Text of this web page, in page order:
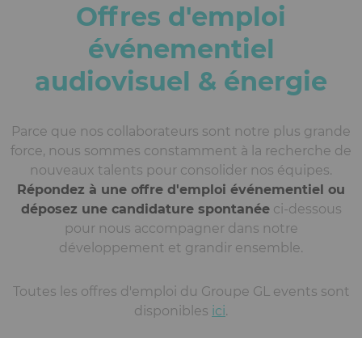
Offres d'emploi
événementiel
audiovisuel & énergie
Parce que nos collaborateurs sont notre plus grande
force, nous sommes constamment à la recherche de
nouveaux talents pour consolider nos équipes.
Répondez à une offre d'emploi événementiel ou
déposez une candidature spontanéeci-dessous
pour nous accompagner dans notre
développement et grandir ensemble.
Toutes les offres d'emploi du Groupe GL events sont
disponibles ici.